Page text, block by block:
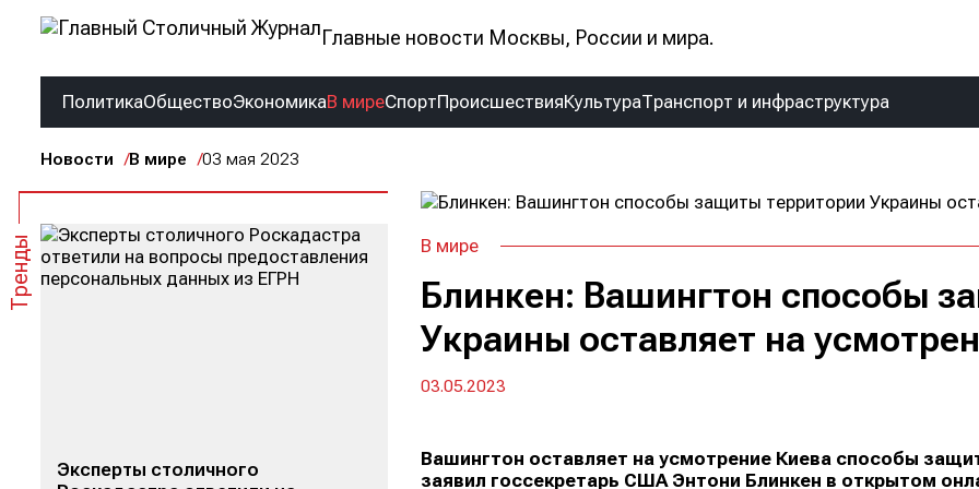
Главные новости Москвы, России и мира.
ПолитикаОбществоЭкономикаВ миреСпортПроисшествияКультураТранспорт и инфраструктура
Новости В мире 03 мая 2023
В мире
Блинкен: Вашингтон способы
Украины оставляет на
03.05.2023
Вашингтон оставляет на усмотрение Киева способы
заявил госсекретарь США Энтони Блинкен в открытом
Тренды
Эксперты столичного